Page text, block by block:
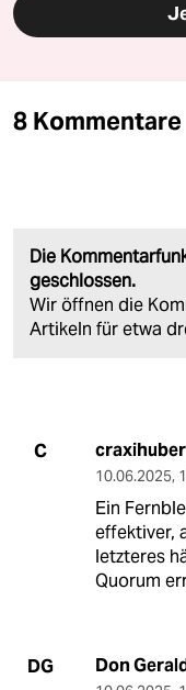
8 Kommentare
Die
geschlossen.
Wir öffnen die
Artikeln für etwa
C craxihuber
10.06.2025,
Ein
effektiver,
letzteres
Quorum
DG Don